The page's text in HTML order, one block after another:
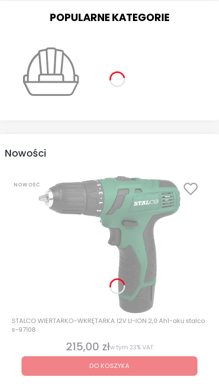
POPULARNE KATEGORIE
Nowości
NOWOŚĆ
STALCO WIERTARKO-WKRĘTARKA 12V LI-ION 2,0 Ah1-aku stalco
s-97108
Cena brutto
215,00 złw tym 23%VAT
DO KOSZYKA